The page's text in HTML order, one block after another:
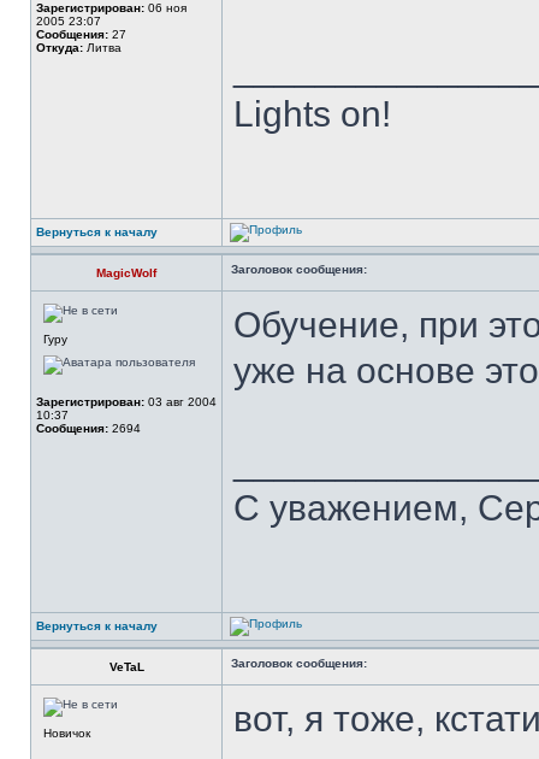
Зарегистрирован: 06 ноя
2005 23:07
Сообщения: 27
Откуда: Литва
Lights on!
Вернуться к началу
MagicWolf Заголовок сообщения:
Гуру
Зарегистрирован: 03 авг 2004
10:37
Сообщения: 2694
Обучение, при
уже на основе
С уважением,
Вернуться к началу
VeTaL Заголовок сообщения:
Новичок вот, я тоже,